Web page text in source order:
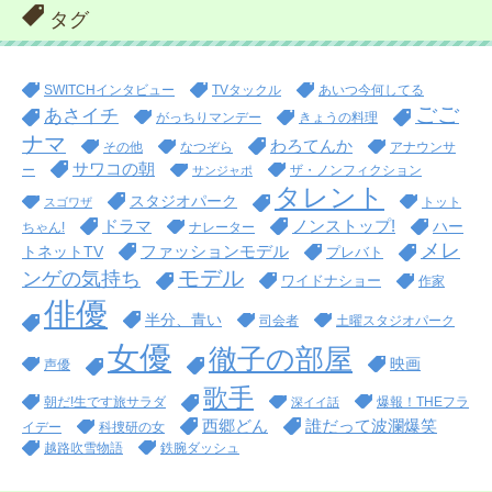
タグ
SWITCHインタビュー TVタックル あいつ今何してる
あさイチ がっちりマンデー きょうの料理
ごご
ナマ
その他 なつぞら わろてんか
アナウンサ
ー
サワコの朝 サンジャポ ザ・ノンフィクション
スゴワザ スタジオパーク タレント
トット
ちゃん!
ドラマ ナレーター ノンストップ!
ハー
トネットTV
ファッションモデル プレバト
メレ
ンゲの気持ち
モデル ワイドナショー 作家
俳優 半分、青い 司会者 土曜スタジオパーク
声優 女優 徹子の部屋 映画
朝だ!生です旅サラダ 歌手 深イイ話
爆報！THEフラ
イデー
科捜研の女 西郷どん 誰だって波瀾爆笑
越路吹雪物語 鉄腕ダッシュ